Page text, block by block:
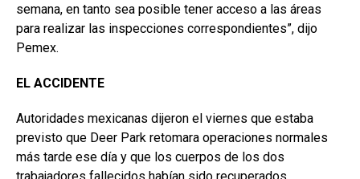
semana, en tanto sea posible tener acceso a las áreas
para realizar las inspecciones correspondientes”, dijo
Pemex.
EL ACCIDENTE
Autoridades mexicanas dijeron el viernes que estaba
previsto que Deer Park retomara operaciones normales
más tarde ese día y que los cuerpos de los dos